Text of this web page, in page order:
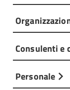
Consulenti e
Personale